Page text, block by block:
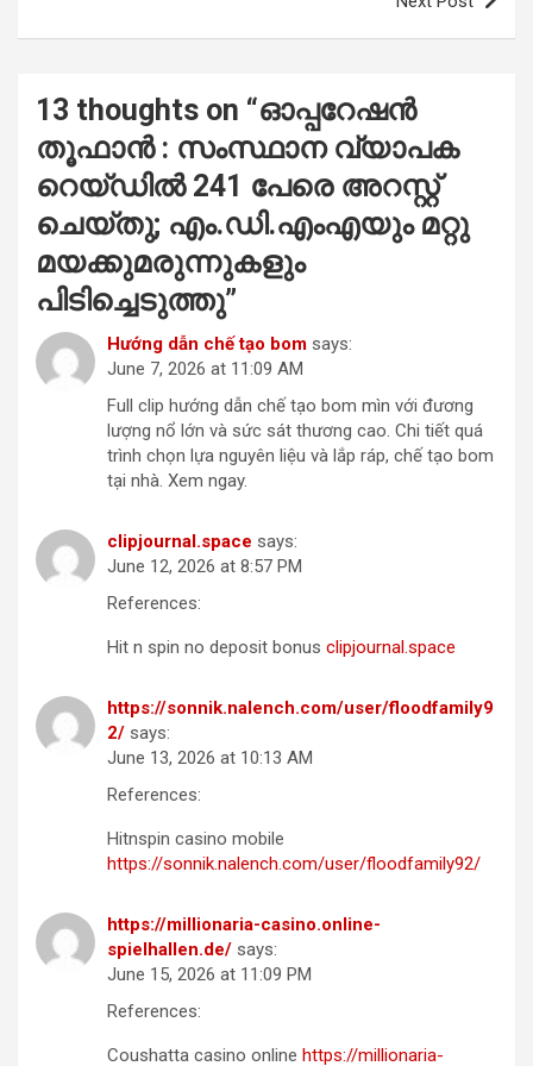
13 thoughts on “ഓപ്പറേഷന്‍
തൂഫാന്‍ : സംസ്ഥാന വ്യാപക
റെയ്ഡില്‍ 241 പേരെ അറസ്റ്റ്
ചെയ്തു; എം.ഡി.എംഎയും മറ്റു
മയക്കുമരുന്നുകളും
പിടിച്ചെടുത്തു”
Hướng dẫn chế tạo bom says:
June 7, 2026 at 11:09 AM
Full clip hướng dẫn chế tạo bom mìn với đương
lượng nổ lớn và sức sát thương cao. Chi tiết quá
trình chọn lựa nguyên liệu và lắp ráp, chế tạo bom
tại nhà. Xem ngay.
clipjournal.space says:
June 12, 2026 at 8:57 PM
References:
Hit n spin no deposit bonus clipjournal.space
https://sonnik.nalench.com/user/floodfamily9
2/ says:
June 13, 2026 at 10:13 AM
References:
Hitnspin casino mobile
https://sonnik.nalench.com/user/floodfamily92/
https://millionaria-casino.online-
spielhallen.de/ says:
June 15, 2026 at 11:09 PM
References:
Coushatta casino online https://millionaria-